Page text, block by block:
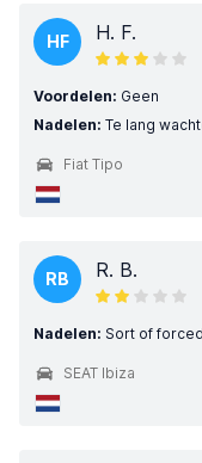
HF H. F.
Voordelen: Geen
Nadelen: Te lang
Fiat Tipo
RB R. B.
Nadelen: Sort of
SEAT Ibiza